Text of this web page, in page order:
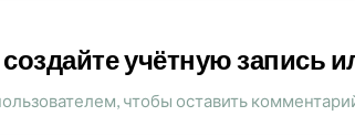
учётную запись
чтобы оставить